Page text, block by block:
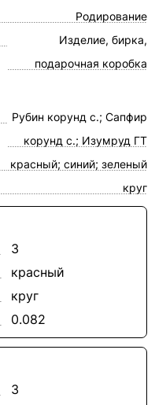
Родирование
Изделие, бирка,
подарочная коробка
Рубин корунд с.; Сапфир
корунд с.; Изумруд ГТ
красный; синий; зеленый
круг
3
красный
круг
0.082
3